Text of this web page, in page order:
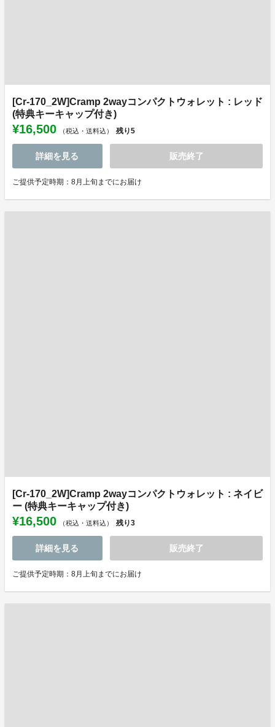
[Cr-170_2W]Cramp 2wayコンパクトウォレット : レッド
(特典キーキャップ付き)
¥16,500 （税込・送料込） 残り5
詳細を見る 販売終了
ご提供予定時期：8月上旬までにお届け
[Cr-170_2W]Cramp 2wayコンパクトウォレット : ネイビ
ー (特典キーキャップ付き)
¥16,500 （税込・送料込） 残り3
詳細を見る 販売終了
ご提供予定時期：8月上旬までにお届け